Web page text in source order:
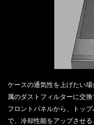
ケースの通気性を上げたい
属のダストフィルターに交換
フロントパネルから、トッ
で、冷却性能をアップさせる